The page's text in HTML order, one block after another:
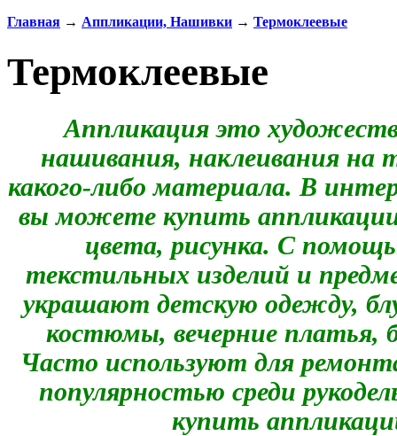
Главная → Аппликации, Нашивки → Термоклеевые
Термоклеевые
Аппликация это
нашивания, наклеивания на
какого-либо материала. В
вы можете купить аппликации
цвета, рисунка. С
текстильных изделий и
украшают детскую одежду,
костюмы, вечерние платья,
Часто используют для
популярностью среди
купить